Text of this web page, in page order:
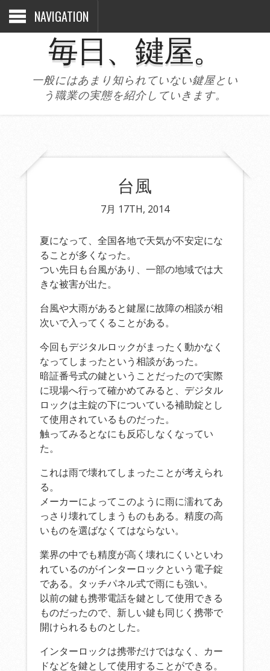
NAVIGATION
毎日、鍵屋。
一般にはあまり知られていない鍵屋とい
う職業の実態を紹介していきます。
台風
7月 17TH, 2014
夏になって、全国各地で天気が不安定にな
ることが多くなった。
つい先日も台風があり、一部の地域では大
きな被害が出た。
台風や大雨があると鍵屋に故障の相談が相
次いで入ってくることがある。
今回もデジタルロックがまったく動かなく
なってしまったという相談があった。
暗証番号式の鍵ということだったので実際
に現場へ行って確かめてみると、デジタル
ロックは主錠の下についている補助錠とし
て使用されているものだった。
触ってみるとなにも反応しなくなってい
た。
これは雨で壊れてしまったことが考えられ
る。
メーカーによってこのように雨に濡れてあ
っさり壊れてしまうものもある。精度の高
いものを選ばなくてはならない。
業界の中でも精度が高く壊れにくいといわ
れているのがインターロックという電子錠
である。タッチパネル式で雨にも強い。
以前の鍵も携帯電話を鍵として使用できる
ものだったので、新しい鍵も同じく携帯で
開けられるものとした。
インターロックは携帯だけではなく、カー
ドなどを鍵として使用することができる。